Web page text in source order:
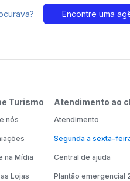
Encontre uma
Turismo
nós
na Mídia
Lojas
Atendimento ao
Atendimento
Segunda a sexta-
Central de ajuda
Plantão emergencial